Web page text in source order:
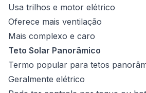
Usa trilhos e motor elétrico
Oferece mais ventilação
Mais complexo e caro
Teto Solar Panorâmico
Termo popular para tetos
Geralmente elétrico